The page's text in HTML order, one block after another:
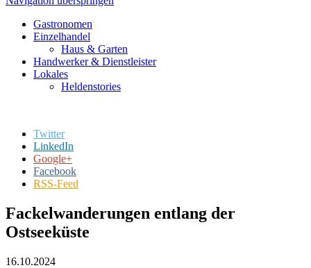
Gastronomen
Einzelhandel
Haus & Garten
Handwerker & Dienstleister
Lokales
Heldenstories
Twitter
LinkedIn
Google+
Facebook
RSS-Feed
Fackelwanderungen entlang der
Ostseeküste
16.10.2024